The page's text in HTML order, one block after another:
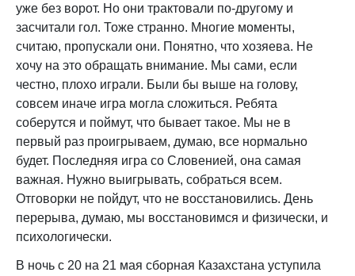
уже без ворот. Но они трактовали по-другому и
засчитали гол. Тоже странно. Многие моменты,
считаю, пропускали они. Понятно, что хозяева. Не
хочу на это обращать внимание. Мы сами, если
честно, плохо играли. Были бы выше на голову,
совсем иначе игра могла сложиться. Ребята
соберутся и поймут, что бывает такое. Мы не в
первый раз проигрываем, думаю, все нормально
будет. Последняя игра со Словенией, она самая
важная. Нужно выигрывать, собраться всем.
Отговорки не пойдут, что не восстановились. День
перерыва, думаю, мы восстановимся и физически, и
психологически.
В ночь с 20 на 21 мая сборная Казахстана уступила